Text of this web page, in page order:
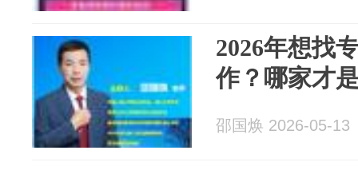
2026年想找
作？哪家才
邵国焕 2026-05-13